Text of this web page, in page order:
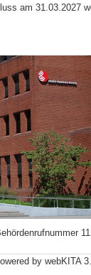
am 31.03.2027
by webKITA